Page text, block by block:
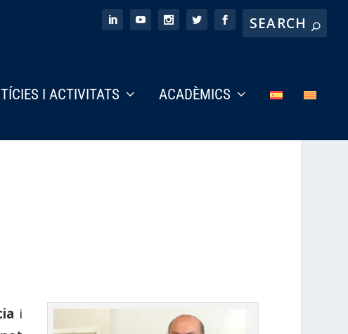
I ACTIVITATS ACADÈMICS
i